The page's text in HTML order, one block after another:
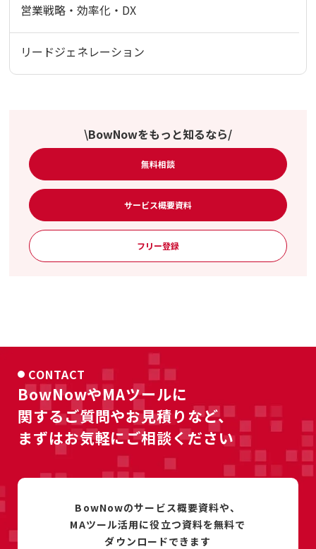
営業戦略・効率化・DX
リードジェネレーション
\BowNowをもっと知るなら/
無料相談
サービス概要資料
フリー登録
CONTACT
BowNowやMAツールに
関するご質問やお見積りなど、
まずはお気軽にご相談ください
BowNowのサービス概要資料や、
MAツール活用に役立つ資料を無料で
ダウンロードできます